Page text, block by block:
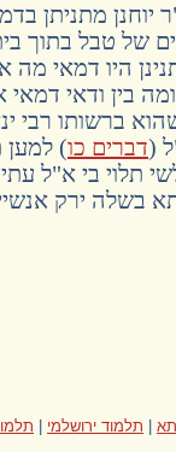
יוחנן מתניתן
של טבל בתוך
היו דמאי
בין ודאי
ברשותו רבי
(דברים כו)
תלוי בי א"ל
בשלה ירק
תלמוד ירושלמי